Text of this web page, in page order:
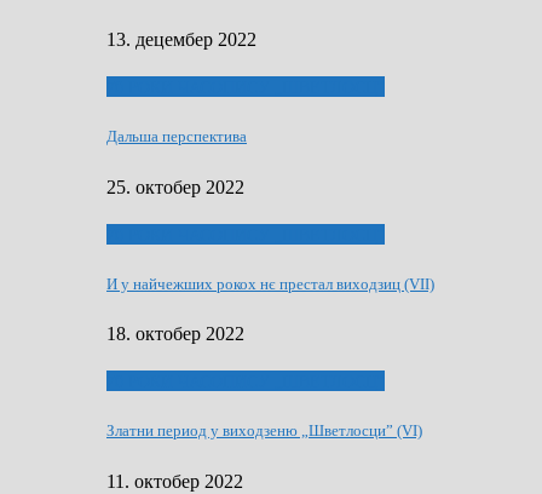
13. децембер 2022
Дальша перспектива
25. октобер 2022
И у найчежших рокох нє престал виходзиц (VII)
18. октобер 2022
Златни период у виходзеню „Шветлосци” (VI)
11. октобер 2022